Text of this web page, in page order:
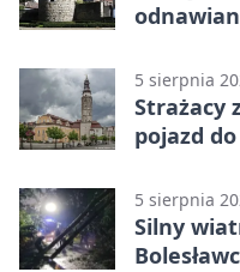
5 sierpnia
Strażacy
pojazd
5 sierpnia
Silny